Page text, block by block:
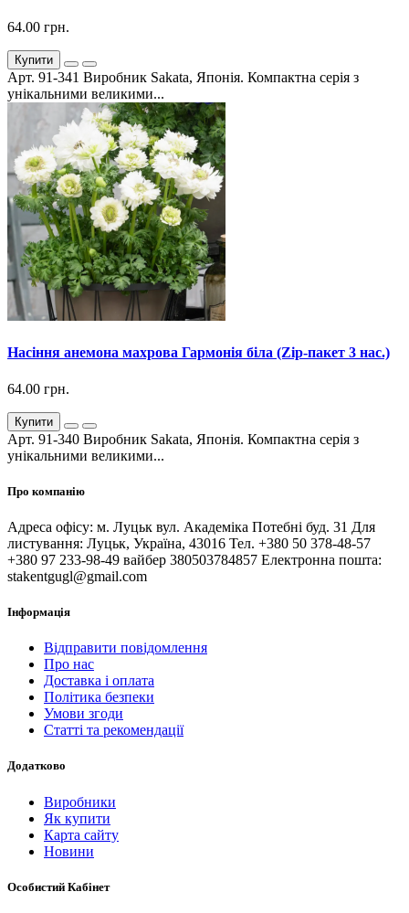
64.00 грн.
Купити
Арт. 91-341 Виробник Sakata, Японія. Компактна серія з
унікальними великими...
Насіння анемона махрова Гармонія біла (Zip-пакет 3 нас.)
64.00 грн.
Купити
Арт. 91-340 Виробник Sakata, Японія. Компактна серія з
унікальними великими...
Про компанію
Адреса офісу: м. Луцьк вул. Академіка Потебні буд. 31 Для
листування: Луцьк, Україна, 43016 Тел. +380 50 378-48-57
+380 97 233-98-49 вайбер 380503784857 Електронна пошта:
stakentgugl@gmail.com
Інформація
Відправити повідомлення
Про нас
Доставка і оплата
Політика безпеки
Умови згоди
Статті та рекомендації
Додатково
Виробники
Як купити
Карта сайту
Новини
Особистий Кабінет